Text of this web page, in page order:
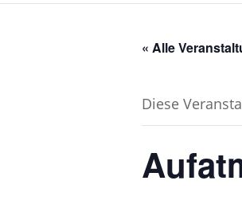
« Alle
Diese